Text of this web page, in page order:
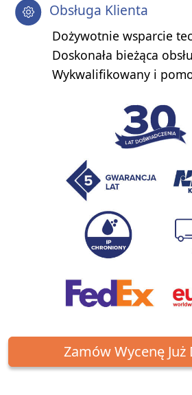
Obsługa Klienta
Dożywotnie wsparcie
Doskonała bieżąca
Wykwalifikowany i
Zamów Wycenę Już